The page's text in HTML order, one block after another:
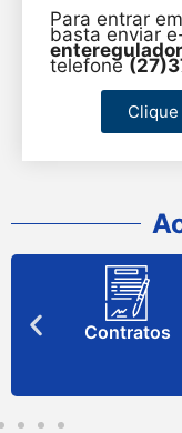
Para entrar
basta enviar
telefone
Contratos